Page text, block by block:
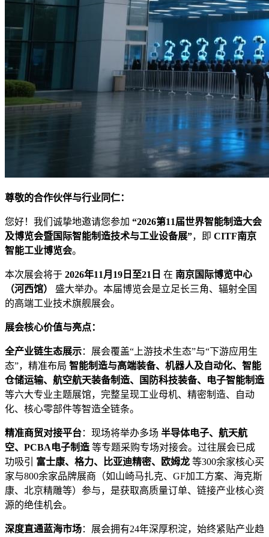
尊敬的合作伙伴与行业同仁：
您好！我们诚挚地邀请您参加 “2026第11届世界智能制造大会
及博览会暨国际智能制造技术与工业设备展”，即 CITF南京
智能工业博览会。
本次展会将于 2026年11月19日至21日 ​ 在 南京国际博览中心
（河西馆）
​ 盛大举办。本届博览会是立足长三角、辐射全国
的高端工业技术旗舰展会。
展会核心价值与亮点：
全产业链生态展示：展会覆盖“上游技术生态”与“下游应用生
态”，精准布局 智能制造与高端装备、机器人及自动化、智能
仓储运输、航空航天装备制造、国防科技装备、电子智能制造
等六大专业主题展馆，完整呈现工业母机、精密制造、自动
化、核心零部件等智造全链条。
精准商贸对接平台：现场将举办多场 半导体电子、航天航
空、PCBA电子制造 ​ 等专题采购专场对接会。过往展会已成
功吸引 富士康、格力、比亚迪精密、欧姆龙 ​ 等300余家核心买
家与800余家品牌展商（如山崎马扎克、GF加工方案、海克斯
康、北京精雕等）参与，是获取高质量订单、链接产业核心资
源的绝佳机会。
深度直通蓝海市场：展会拥有24年深厚积淀，始终紧贴产业趋